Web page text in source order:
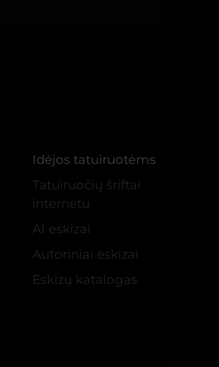
Idėjos tatuiruotėms
Tatuiruočių šriftai
internetu
AI eskizai
Autoriniai eskizai
Eskizų katalogas